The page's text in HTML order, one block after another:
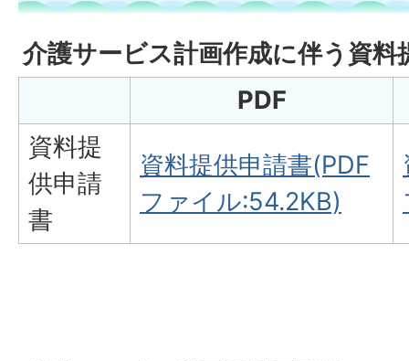
介護サービス計画作成に伴う資料
PDF
資料提
供申請
書
資料提供申請書(PDF
ファイル:54.2KB)